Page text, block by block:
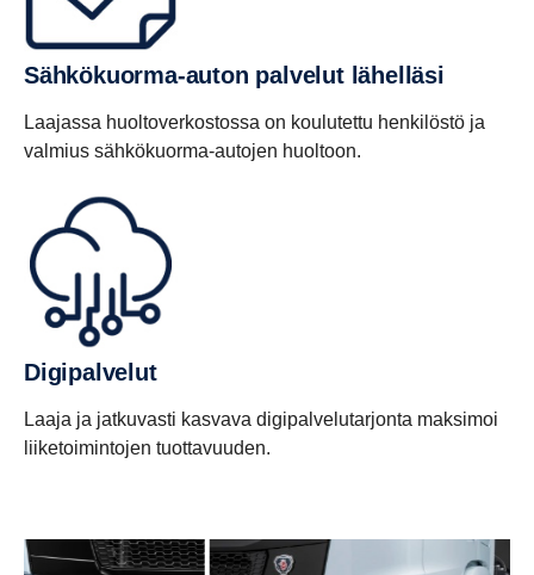
Sähkökuorma-​auton palvelut lähel­läsi
Laajassa huoltoverkostossa on koulutettu henkilöstö ja
valmius sähkökuorma-autojen huoltoon.
Digipal­velut
Laaja ja jatkuvasti kasvava digipalvelutarjonta maksimoi
liiketoimintojen tuottavuuden.